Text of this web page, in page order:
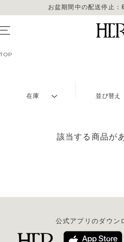
お盆期間中の配送停止
TOP
在庫 並び替え
該当する商品が
公式アプリのダウン